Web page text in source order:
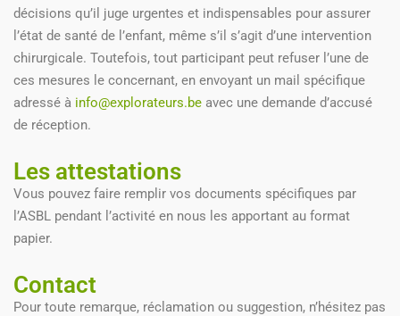
décisions qu’il juge urgentes et indispensables pour assurer
l’état de santé de l’enfant, même s’il s’agit d’une intervention
chirurgicale. Toutefois, tout participant peut refuser l’une de
ces mesures le concernant, en envoyant un mail spécifique
adressé à info@explorateurs.be avec une demande d’accusé
de réception.
Les attestations
Vous pouvez faire remplir vos documents spécifiques par
l’ASBL pendant l’activité en nous les apportant au format
papier.
Contact
Pour toute remarque, réclamation ou suggestion, n’hésitez pas